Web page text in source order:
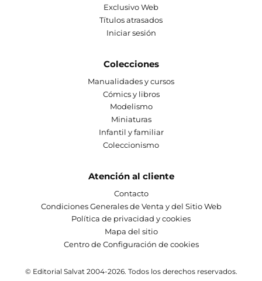
Exclusivo Web
Títulos atrasados
Iniciar sesión
Colecciones
Manualidades y cursos
Cómics y libros
Modelismo
Miniaturas
Infantil y familiar
Coleccionismo
Atención al cliente
Contacto
Condiciones Generales de Venta y del Sitio Web
Política de privacidad y cookies
Mapa del sitio
Centro de Configuración de cookies
© Editorial Salvat 2004-2026. Todos los derechos reservados.